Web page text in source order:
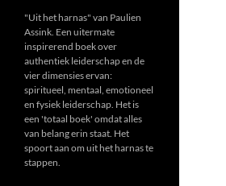
"Uit het harnas" van Paulien
Assink. Een uitermate
inspirerend boek over
authentiek leiderschap en de
vier dimensies ervan:
spiritueel, mentaal, emotioneel
en fysiek leiderschap. Het is
een 'totaal boek' omdat alles
van belang erin staat. Het
spoort aan om uit het harnas te
stappen.